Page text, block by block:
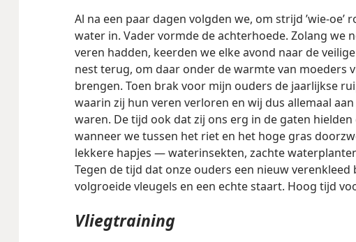
Al na een paar dagen volgden we, om strijd ’wie-oe’
water in. Vader vormde de achterhoede. Zolang we
veren hadden, keerden we elke avond naar de
nest terug, om daar onder de warmte van moeders
brengen. Toen brak voor mijn ouders de jaarlijkse
waarin zij hun veren verloren en wij dus allemaal
waren. De tijd ook dat zij ons erg in de gaten
wanneer we tussen het riet en het hoge gras
lekkere hapjes — waterinsekten, zachte
Tegen de tijd dat onze ouders een nieuw
volgroeide vleugels en een echte staart. Hoog tijd
Vliegtraining